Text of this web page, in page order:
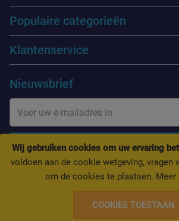
Wij gebruiken cookies om uw ervaring
voldoen aan de cookie wetgeving, vragen
om de cookies te plaatsen.
COOKIES TOESTAAN
Populaire categorieën
Klantenservice
Nieuwsbrief
INSCHRIJVEN
Copyright © 2019-